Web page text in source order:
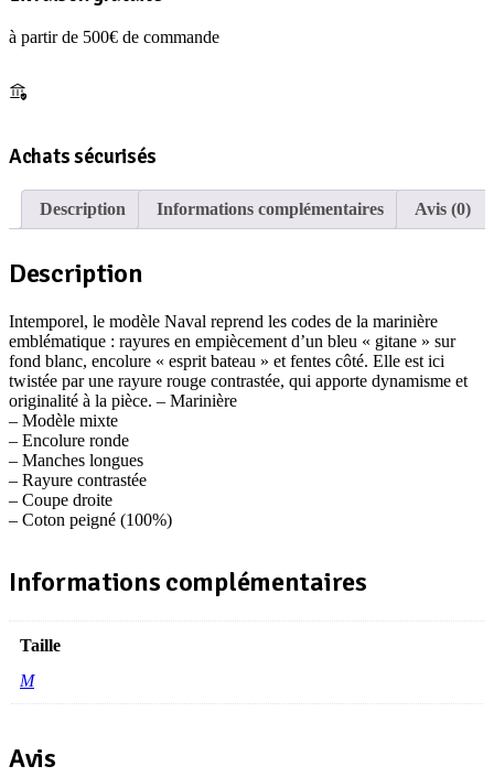
à partir de 500€ de commande
Achats sécurisés
Description Informations complémentaires Avis (0)
Description
Intemporel, le modèle Naval reprend les codes de la marinière
emblématique : rayures en empiècement d’un bleu « gitane » sur
fond blanc, encolure « esprit bateau » et fentes côté. Elle est ici
twistée par une rayure rouge contrastée, qui apporte dynamisme et
originalité à la pièce. – Marinière
– Modèle mixte
– Encolure ronde
– Manches longues
– Rayure contrastée
– Coupe droite
– Coton peigné (100%)
Informations complémentaires
Taille
M
Avis